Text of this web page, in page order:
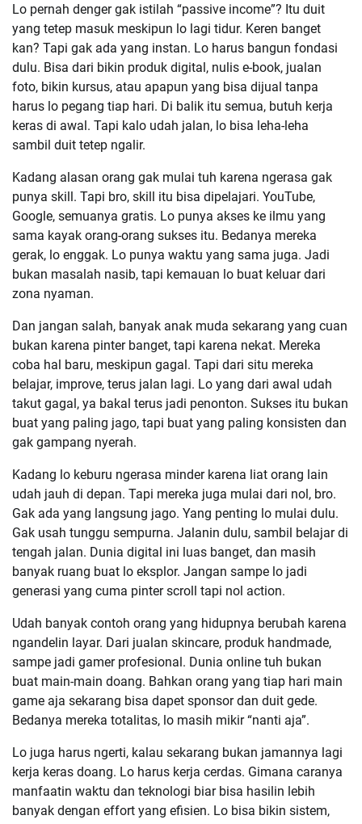
Lo pernah denger gak istilah “passive income”? Itu duit
yang tetep masuk meskipun lo lagi tidur. Keren banget
kan? Tapi gak ada yang instan. Lo harus bangun fondasi
dulu. Bisa dari bikin produk digital, nulis e-book, jualan
foto, bikin kursus, atau apapun yang bisa dijual tanpa
harus lo pegang tiap hari. Di balik itu semua, butuh kerja
keras di awal. Tapi kalo udah jalan, lo bisa leha-leha
sambil duit tetep ngalir.
Kadang alasan orang gak mulai tuh karena ngerasa gak
punya skill. Tapi bro, skill itu bisa dipelajari. YouTube,
Google, semuanya gratis. Lo punya akses ke ilmu yang
sama kayak orang-orang sukses itu. Bedanya mereka
gerak, lo enggak. Lo punya waktu yang sama juga. Jadi
bukan masalah nasib, tapi kemauan lo buat keluar dari
zona nyaman.
Dan jangan salah, banyak anak muda sekarang yang cuan
bukan karena pinter banget, tapi karena nekat. Mereka
coba hal baru, meskipun gagal. Tapi dari situ mereka
belajar, improve, terus jalan lagi. Lo yang dari awal udah
takut gagal, ya bakal terus jadi penonton. Sukses itu bukan
buat yang paling jago, tapi buat yang paling konsisten dan
gak gampang nyerah.
Kadang lo keburu ngerasa minder karena liat orang lain
udah jauh di depan. Tapi mereka juga mulai dari nol, bro.
Gak ada yang langsung jago. Yang penting lo mulai dulu.
Gak usah tunggu sempurna. Jalanin dulu, sambil belajar di
tengah jalan. Dunia digital ini luas banget, dan masih
banyak ruang buat lo eksplor. Jangan sampe lo jadi
generasi yang cuma pinter scroll tapi nol action.
Udah banyak contoh orang yang hidupnya berubah karena
ngandelin layar. Dari jualan skincare, produk handmade,
sampe jadi gamer profesional. Dunia online tuh bukan
buat main-main doang. Bahkan orang yang tiap hari main
game aja sekarang bisa dapet sponsor dan duit gede.
Bedanya mereka totalitas, lo masih mikir “nanti aja”.
Lo juga harus ngerti, kalau sekarang bukan jamannya lagi
kerja keras doang. Lo harus kerja cerdas. Gimana caranya
manfaatin waktu dan teknologi biar bisa hasilin lebih
banyak dengan effort yang efisien. Lo bisa bikin sistem,